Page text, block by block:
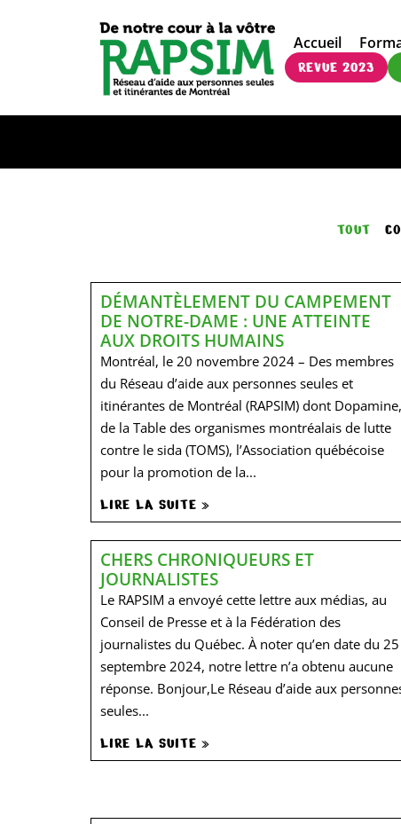
Accueil
REVUE 2023
TOUT
DÉMANTÈLEMENT DU CAMPEMENT
DE NOTRE-DAME : UNE ATTEINTE
AUX DROITS HUMAINS
Montréal, le 20 novembre 2024 – Des membres
du Réseau d’aide aux personnes seules et
itinérantes de Montréal (RAPSIM) dont Dopamine,
de la Table des organismes montréalais de lutte
contre le sida (TOMS), l’Association québécoise
pour la promotion de la...
LIRE LA SUITE »
CHERS CHRONIQUEURS ET
JOURNALISTES
Le RAPSIM a envoyé cette lettre aux médias, au
Conseil de Presse et à la Fédération des
journalistes du Québec. À noter qu’en date du 25
septembre 2024, notre lettre n’a obtenu aucune
réponse. Bonjour,Le Réseau d’aide aux
seules...
LIRE LA SUITE »